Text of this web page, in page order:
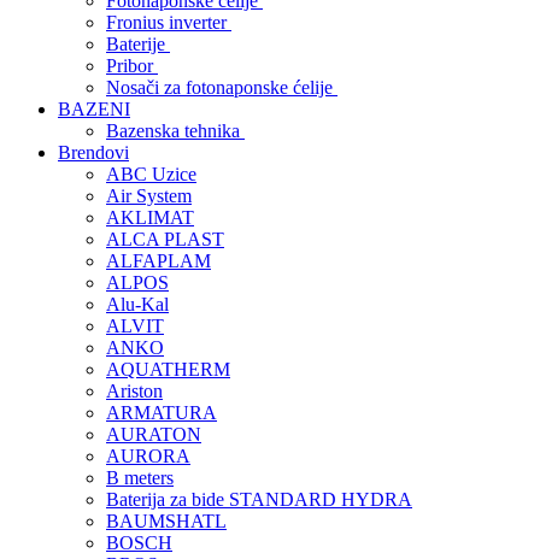
Fronius inverter
Baterije
Pribor
Nosači za fotonaponske ćelije
BAZENI
Bazenska tehnika
Brendovi
ABC Uzice
Air System
AKLIMAT
ALCA PLAST
ALFAPLAM
ALPOS
Alu-Kal
ALVIT
ANKO
AQUATHERM
Ariston
ARMATURA
AURATON
AURORA
B meters
Baterija za bide STANDARD HYDRA
BAUMSHATL
BOSCH